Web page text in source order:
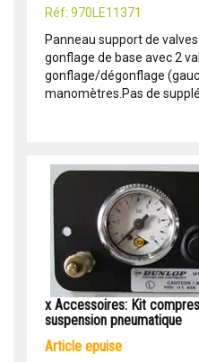
Réf: 970LE11371
Panneau support de
gonflage de base avec 2
gonflage/dégonflage
manomètres.Pas de
x Accessoires: Kit
suspension pneumatique
article epuise